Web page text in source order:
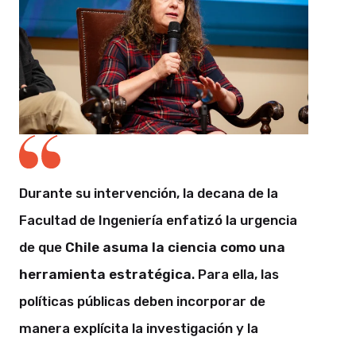
Durante su intervención, la decana de la
Facultad de Ingeniería enfatizó la urgencia
de que Chile asuma la ciencia como una
herramienta estratégica. Para ella, las
políticas públicas deben incorporar de
manera explícita la investigación y la